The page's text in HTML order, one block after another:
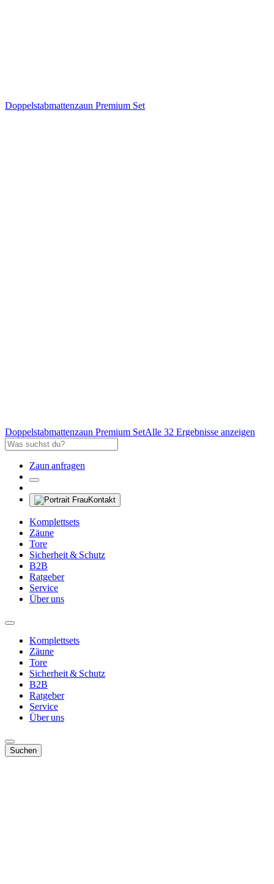
Doppelstabmattenzaun Premium Set
Doppelstabmattenzaun Premium SetAlle 32 Ergebnisse anzeigen
Zaun anfragen
Kontakt
Komplettsets
Zäune
Tore
Sicherheit & Schutz
B2B
Ratgeber
Service
Über uns
Komplettsets
Zäune
Tore
Sicherheit & Schutz
B2B
Ratgeber
Service
Über uns
Suchen